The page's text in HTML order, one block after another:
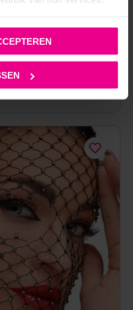
– BAD KITTY